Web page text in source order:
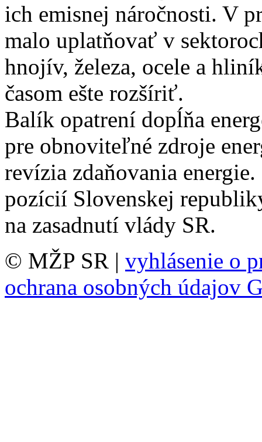
ich emisnej náročnosti. V
malo uplatňovať v
hnojív, železa, ocele a
časom ešte rozšíriť.
Balík opatrení dopĺňa
pre obnoviteľné zdroje
revízia zdaňovania
pozícií Slovenskej
na zasadnutí vlády SR.
© MŽP SR | vyhlásenie o
ochrana osobných údajov